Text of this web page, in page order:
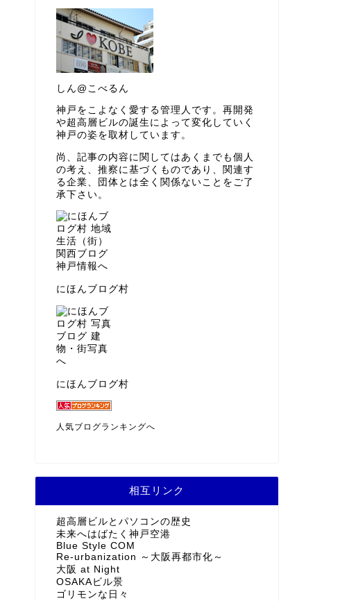
しん@こべるん
神戸をこよなく愛する管理人です。再開発
や超高層ビルの誕生によって変化していく
神戸の姿を取材しています。
尚、記事の内容に関してはあくまでも個人
の考え、推察に基づくものであり、関連す
る企業、団体とは全く関係ないことをご了
承下さい。
にほんブログ村
にほんブログ村
人気ブログランキングへ
相互リンク
超高層ビルとパソコンの歴史
未来へはばたく神戸空港
Blue Style COM
Re-urbanization ～大阪再都市化～
大阪 at Night
OSAKAビル景
ゴリモンな日々